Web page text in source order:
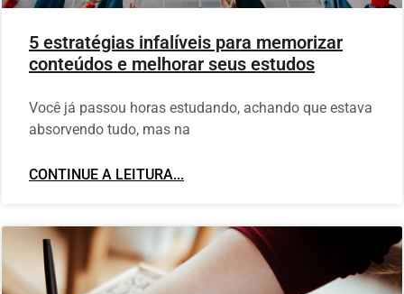
5 estratégias infalíveis para memorizar
conteúdos e melhorar seus estudos
Você já passou horas estudando, achando que estava
absorvendo tudo, mas na
CONTINUE A LEITURA...